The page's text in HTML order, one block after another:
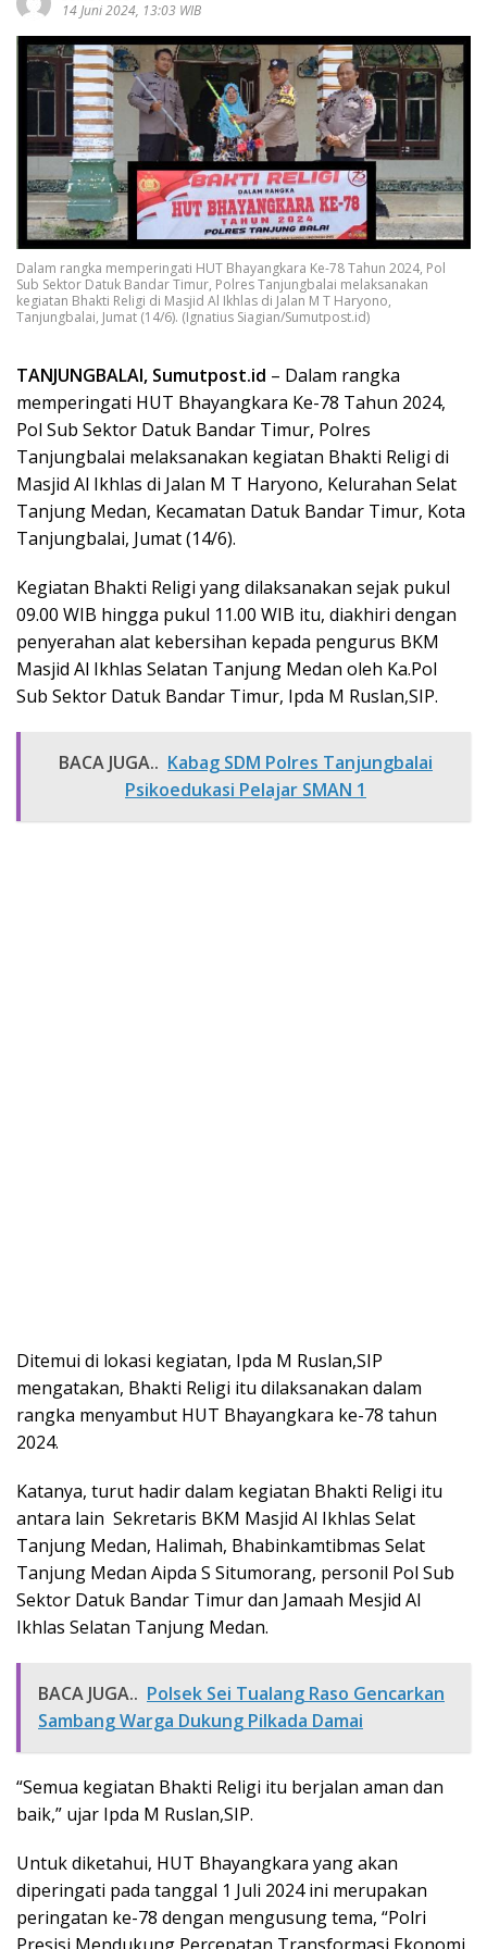
14 Juni 2024, 13:03 WIB
Dalam rangka memperingati HUT Bhayangkara Ke-78 Tahun 2024, Pol
Sub Sektor Datuk Bandar Timur, Polres Tanjungbalai melaksanakan
kegiatan Bhakti Religi di Masjid Al Ikhlas di Jalan M T Haryono,
Tanjungbalai, Jumat (14/6). (Ignatius Siagian/Sumutpost.id)
TANJUNGBALAI, Sumutpost.id – Dalam rangka
memperingati HUT Bhayangkara Ke-78 Tahun 2024,
Pol Sub Sektor Datuk Bandar Timur, Polres
Tanjungbalai melaksanakan kegiatan Bhakti Religi di
Masjid Al Ikhlas di Jalan M T Haryono, Kelurahan Selat
Tanjung Medan, Kecamatan Datuk Bandar Timur, Kota
Tanjungbalai, Jumat (14/6).
Kegiatan Bhakti Religi yang dilaksanakan sejak pukul
09.00 WIB hingga pukul 11.00 WIB itu, diakhiri dengan
penyerahan alat kebersihan kepada pengurus BKM
Masjid Al Ikhlas Selatan Tanjung Medan oleh Ka.Pol
Sub Sektor Datuk Bandar Timur, Ipda M Ruslan,SIP.
BACA JUGA.. Kabag SDM Polres Tanjungbalai
Psikoedukasi Pelajar SMAN 1
Ditemui di lokasi kegiatan, Ipda M Ruslan,SIP
mengatakan, Bhakti Religi itu dilaksanakan dalam
rangka menyambut HUT Bhayangkara ke-78 tahun
2024.
Katanya, turut hadir dalam kegiatan Bhakti Religi itu
antara lain Sekretaris BKM Masjid Al Ikhlas Selat
Tanjung Medan, Halimah, Bhabinkamtibmas Selat
Tanjung Medan Aipda S Situmorang, personil Pol Sub
Sektor Datuk Bandar Timur dan Jamaah Mesjid Al
Ikhlas Selatan Tanjung Medan.
BACA JUGA.. Polsek Sei Tualang Raso Gencarkan
Sambang Warga Dukung Pilkada Damai
“Semua kegiatan Bhakti Religi itu berjalan aman dan
baik,” ujar Ipda M Ruslan,SIP.
Untuk diketahui, HUT Bhayangkara yang akan
diperingati pada tanggal 1 Juli 2024 ini merupakan
peringatan ke-78 dengan mengusung tema, “Polri